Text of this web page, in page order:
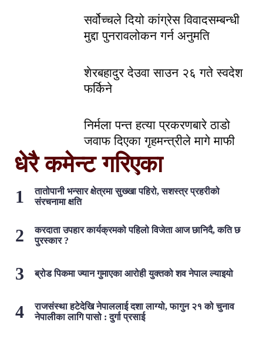
सर्वोच्चले दियो कांग्रेस विवादसम्बन्धी
मुद्दा पुनरावलोकन गर्न अनुमति
शेरबहादुर देउवा साउन २६ गते स्वदेश
फर्किने
निर्मला पन्त हत्या प्रकरणबारे ठाडो
जवाफ दिएका गृहमन्त्रीले मागे माफी
धेरै कमेन्ट गरिएका
तातोपानी भन्सार क्षेत्रमा सुख्खा पहिरो, सशस्त्र प्रहरीको
संरचनामा क्षति
करदाता उपहार कार्यक्रमको पहिलो विजेता आज छानिदै, कति छ
पुरस्कार ?
ब्रोड पिकमा ज्यान गुमाएका आरोही युक्तको शव नेपाल ल्याइयो
राजसंस्था हटेदेखि नेपाललाई दशा लाग्यो, फागुन २१ को चुनाव
नेपालीका लागि पासो : दुर्गा प्रसाई